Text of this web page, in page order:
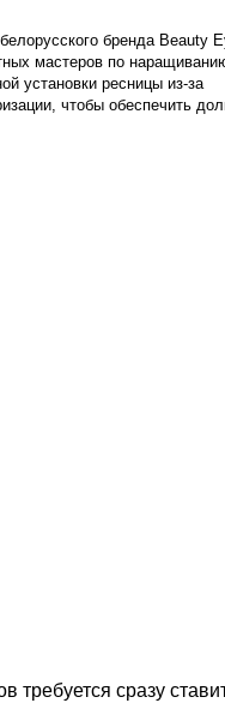
бренда Beauty
мастеров по
установки ресницы из-за
чтобы обеспечить
сразу